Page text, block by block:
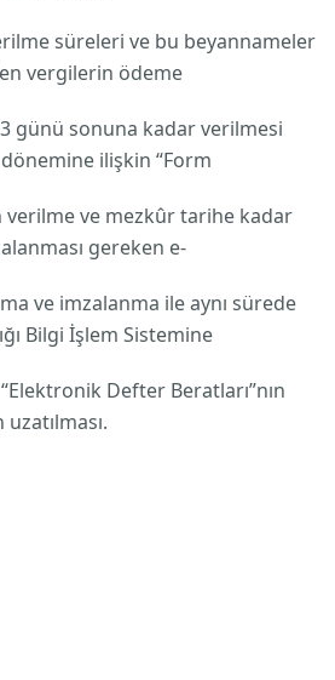
süreleri ve bu beyannameler
vergilerin ödeme
günü sonuna kadar verilmesi
ilişkin “Form
verilme ve mezkûr tarihe kadar
gereken e-
ve imzalanma ile aynı sürede
Bilgi İşlem Sistemine
Defter Beratları”nın